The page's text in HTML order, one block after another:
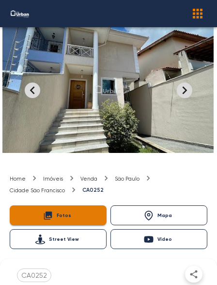
Home Imóveis Venda
São Paulo
Cidade São Francisco
CA0252
Fotos Mapa
Street View Vídeo
CA0252